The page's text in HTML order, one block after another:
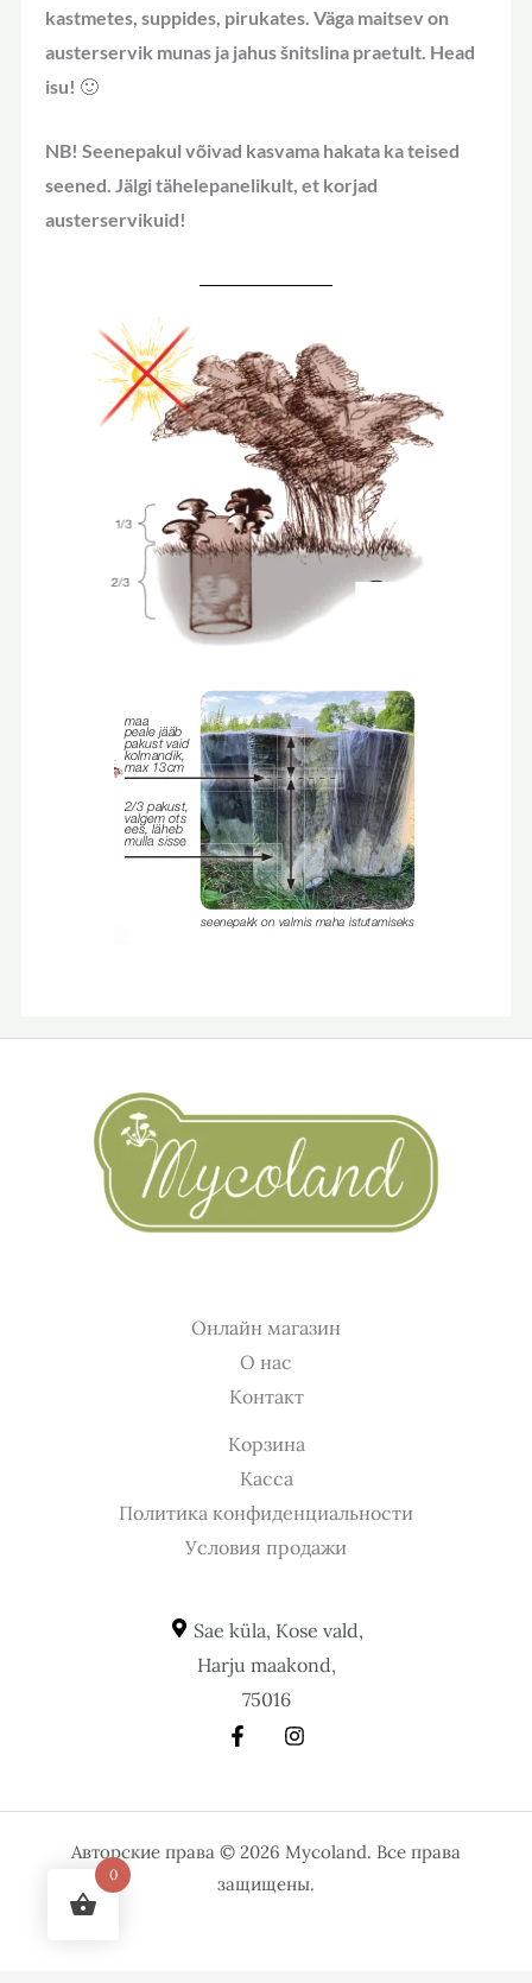
kastmetes, suppides, pirukates. Väga maitsev on
austerservik munas ja jahus šnitslina praetult. Head
isu! 🙂
NB! Seenepakul võivad kasvama hakata ka teised
seened. Jälgi tähelepanelikult, et korjad
austerservikuid!
Онлайн магазин
О нас
Контакт
Корзина
Касса
Политика конфиденциальности
Условия продажи
Sae küla, Kose vald,
Harju maakond,
75016
Авторские права © 2026 Mycoland. Все права
защищены.
0